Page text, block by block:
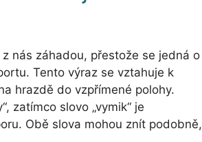
nás záhadou, přestože se jedná o
Tento výraz se vztahuje k
hrazdě do vzpřímené polohy.
zatímco slovo „vymik“ je
Obě slova mohou znít podobně,